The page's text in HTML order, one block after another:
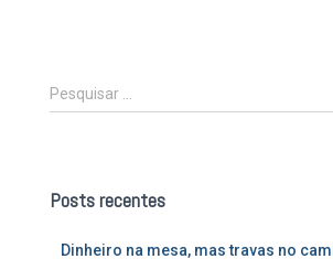
P
e
i
Pesquisar …
Posts recentes
Dinheiro na mesa, mas travas no